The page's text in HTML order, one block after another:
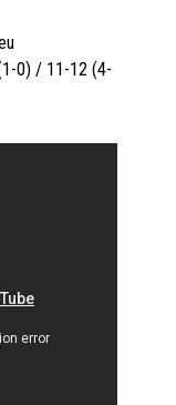
0) / 11-12 (4-